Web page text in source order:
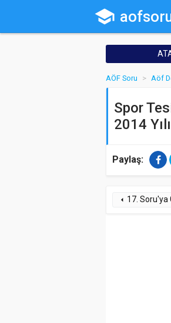
school
AÖF Soru Aöf
Spor
2014
Paylaş:
arrow_left 17. Soru'ya